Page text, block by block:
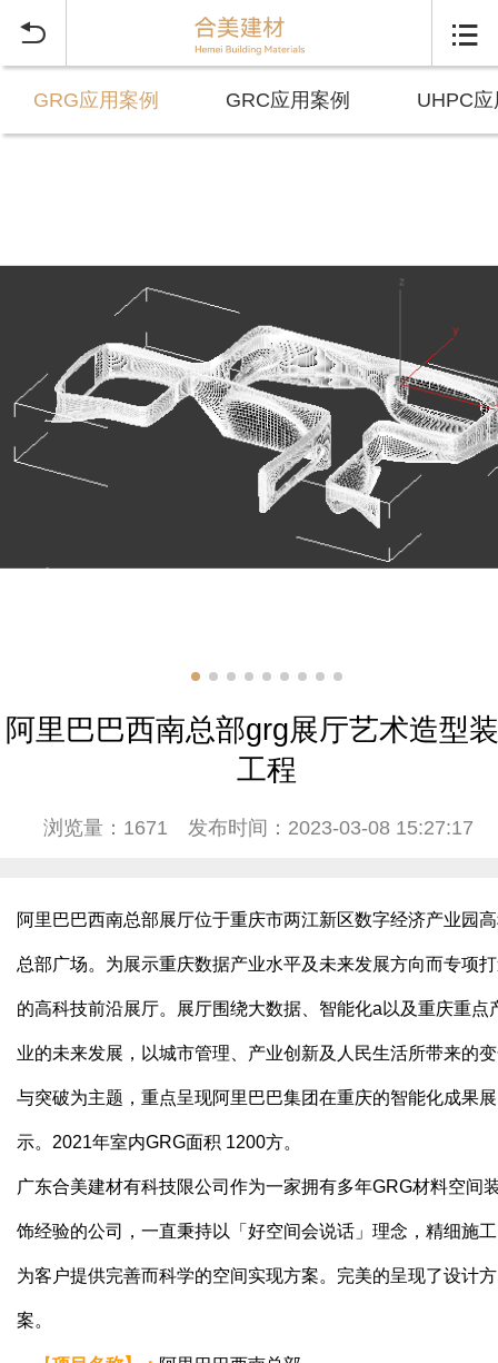
 
GRG应用案例 GRC应用案例 UHPC
阿里巴巴西南总部grg展厅艺术造型
工程
浏览量：1671 发布时间：2023-03-08 15:27:17
阿里巴巴西南总部展厅位于重庆市两江新区数字经济产业园
总部广场。为展示重庆数据产业水平及未来发展方向而专项
的高科技前沿展厅。展厅围绕大数据、智能化a以及重庆重点
业的未来发展，以城市管理、产业创新及人民生活所带来的
与突破为主题，重点呈现阿里巴巴集团在重庆的智能化成果展
示。2021年室内GRG面积 1200方。
广东合美建材有科技限公司作为一家拥有多年GRG材料空间
饰经验的公司，一直秉持以「好空间会说话」理念，精细施
为客户提供完善而科学的空间实现方案。完美的呈现了设计方
案。